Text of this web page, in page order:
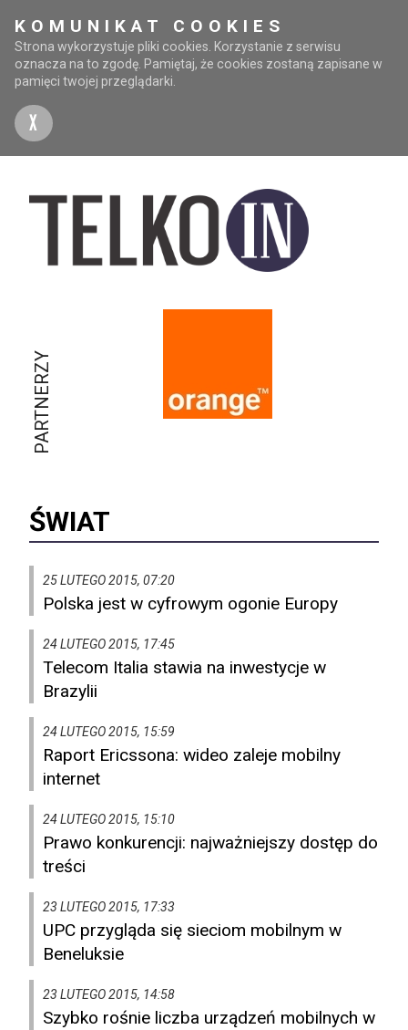
KOMUNIKAT COOKIES
Strona wykorzystuje pliki cookies. Korzystanie z serwisu
oznacza na to zgodę. Pamiętaj, że cookies zostaną zapisane w
pamięci twojej przeglądarki.
X
PARTNERZY
ŚWIAT
25 LUTEGO 2015, 07:20
Polska jest w cyfrowym ogonie Europy
24 LUTEGO 2015, 17:45
Telecom Italia stawia na inwestycje w
Brazylii
24 LUTEGO 2015, 15:59
Raport Ericssona: wideo zaleje mobilny
internet
24 LUTEGO 2015, 15:10
Prawo konkurencji: najważniejszy dostęp do
treści
23 LUTEGO 2015, 17:33
UPC przygląda się sieciom mobilnym w
Beneluksie
23 LUTEGO 2015, 14:58
Szybko rośnie liczba urządzeń mobilnych w